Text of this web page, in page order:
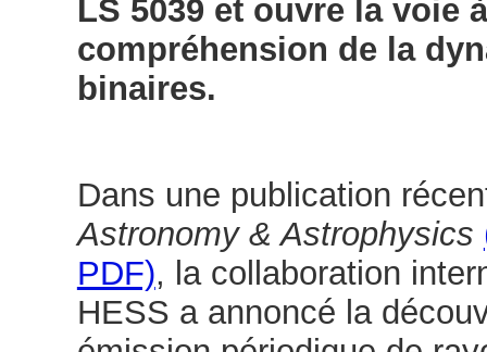
LS 5039 et ouvre la voie
compréhension de la
binaires.
Dans une publication
Astronomy & Astrophysics
PDF), la collaboration
HESS a annoncé la